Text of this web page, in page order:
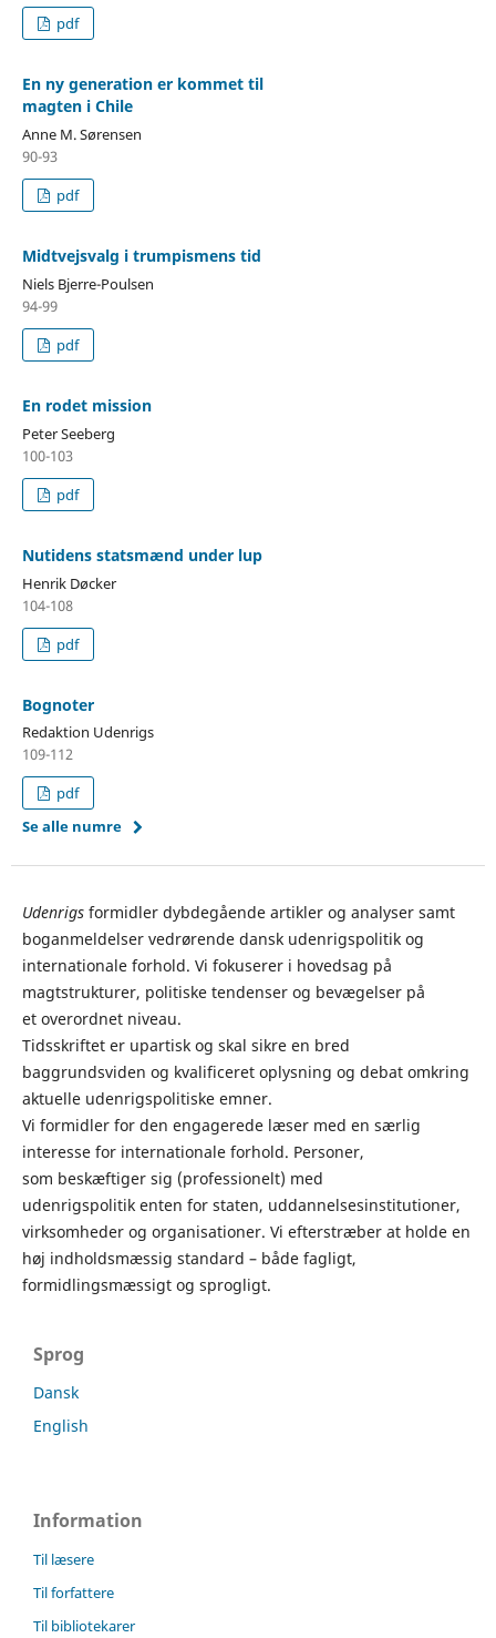
pdf
En ny generation er kommet til
magten i Chile
Anne M. Sørensen
90-93
pdf
Midtvejsvalg i trumpismens tid
Niels Bjerre-Poulsen
94-99
pdf
En rodet mission
Peter Seeberg
100-103
pdf
Nutidens statsmænd under lup
Henrik Døcker
104-108
pdf
Bognoter
Redaktion Udenrigs
109-112
pdf
Se alle numre
Udenrigsformidler dybdegående artikler og analyser samt
boganmeldelser vedrørende dansk udenrigspolitik og
internationale forhold. Vi fokuserer i hovedsag på
magtstrukturer, politiske tendenser og bevægelser på
et overordnet niveau.
Tidsskriftet er upartisk og skal sikre en bred
baggrundsviden og kvalificeret oplysning og debat omkring
aktuelle udenrigspolitiske emner.
Vi formidler for den engagerede læser med en særlig
interesse for internationale forhold. Personer,
som beskæftiger sig (professionelt) med
udenrigspolitik enten for staten, uddannelsesinstitutioner,
virksomheder og organisationer. Vi efterstræber at holde en
høj indholdsmæssig standard – både fagligt,
formidlingsmæssigt og sprogligt.
Sprog
Dansk
English
Information
Til læsere
Til forfattere
Til bibliotekarer